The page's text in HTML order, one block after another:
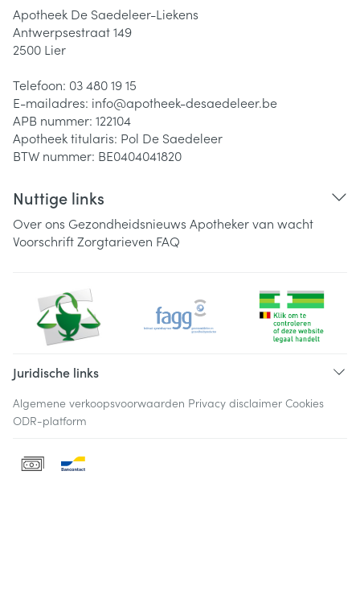
Apotheek De Saedeleer-Liekens
Antwerpsestraat 149
2500 Lier
Telefoon: 03 480 19 15
E-mailadres: info@apotheek-desaedeleer.be
APB nummer: 122104
Apotheek titularis: Pol De Saedeleer
BTW nummer: BE0404041820
Nuttige links
Over ons Gezondheidsnieuws Apotheker van wacht
VoorschriftZorgtarieven FAQ
Juridische links
Algemene verkoopsvoorwaarden Privacy disclaimer Cookies
ODR-platform